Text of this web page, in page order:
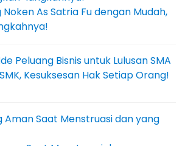
As Satria Fu dengan Mudah,
Peluang Bisnis untuk Lulusan SMA
Kesuksesan Hak Setiap Orang!